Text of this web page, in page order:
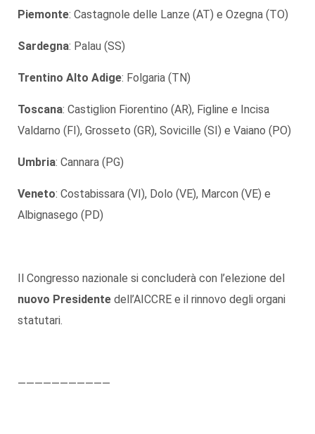
Piemonte: Castagnole delle Lanze (AT) e Ozegna (TO)
Sardegna: Palau (SS)
Trentino Alto Adige: Folgaria (TN)
Toscana: Castiglion Fiorentino (AR), Figline e Incisa
Valdarno (FI), Grosseto (GR), Sovicille (SI) e Vaiano (PO)
Umbria: Cannara (PG)
Veneto: Costabissara (VI), Dolo (VE), Marcon (VE) e
Albignasego (PD)
Il Congresso nazionale si concluderà con l’elezione del
nuovo Presidente dell’AICCRE e il rinnovo degli organi
statutari.
———————————